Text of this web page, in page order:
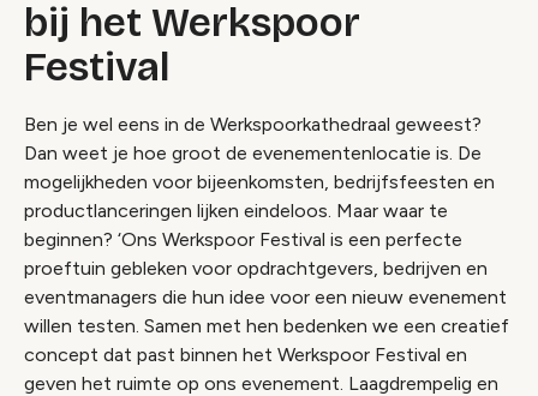
bij het Werkspoor
Festival
Ben je wel eens in de Werkspoorkathedraal geweest?
Dan weet je hoe groot de evenementenlocatie is. De
mogelijkheden voor bijeenkomsten, bedrijfsfeesten en
productlanceringen lijken eindeloos. Maar waar te
beginnen? ‘Ons Werkspoor Festival is een perfecte
proeftuin gebleken voor opdrachtgevers, bedrijven en
eventmanagers die hun idee voor een nieuw evenement
willen testen. Samen met hen bedenken we een creatief
concept dat past binnen het Werkspoor Festival en
geven het ruimte op ons evenement. Laagdrempelig en